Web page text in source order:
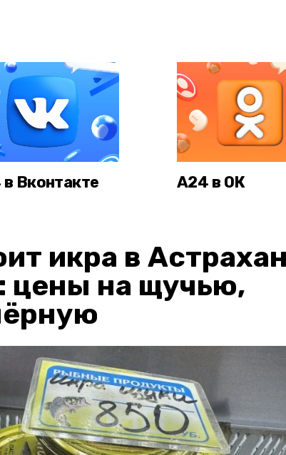
Вконтакте А24 в ОК
икра в
цены на щучью,